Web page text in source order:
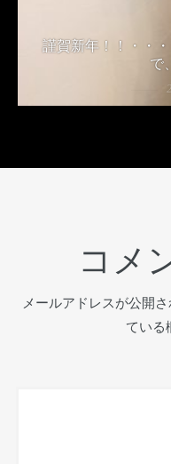
謹賀新年！！・・
で
コメ
メールアドレスが公開
ている